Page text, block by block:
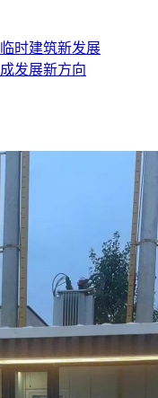
时建筑新发展
发展新方向